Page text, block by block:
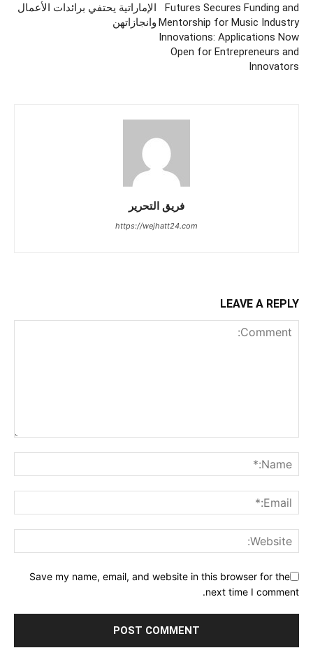
الإماراتية يحتفي برائدات الأعمال
وانجازاتهن
Futures Secures Funding and
Mentorship for Music Industry
Innovations: Applications Now
Open for Entrepreneurs and
Innovators
فريق التحرير
https://wejhatt24.com
LEAVE A REPLY
Save my name, email, and website in this browser for the
next time I comment.